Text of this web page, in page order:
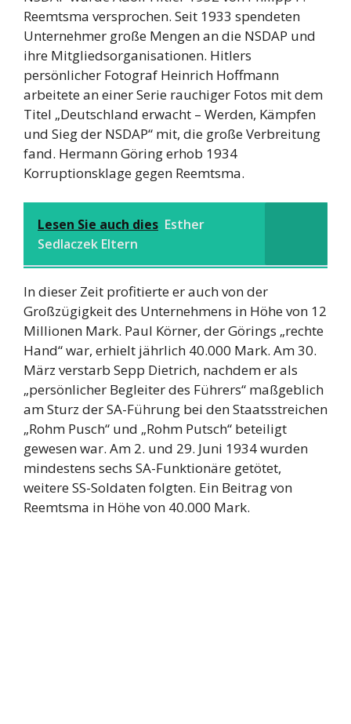
Reemtsma versprochen. Seit 1933 spendeten
Unternehmer große Mengen an die NSDAP und
ihre Mitgliedsorganisationen. Hitlers
persönlicher Fotograf Heinrich Hoffmann
arbeitete an einer Serie rauchiger Fotos mit dem
Titel „Deutschland erwacht – Werden, Kämpfen
und Sieg der NSDAP“ mit, die große Verbreitung
fand. Hermann Göring erhob 1934
Korruptionsklage gegen Reemtsma.
Lesen Sie auch dies Esther
Sedlaczek Eltern
In dieser Zeit profitierte er auch von der
Großzügigkeit des Unternehmens in Höhe von 12
Millionen Mark. Paul Körner, der Görings „rechte
Hand“ war, erhielt jährlich 40.000 Mark. Am 30.
März verstarb Sepp Dietrich, nachdem er als
„persönlicher Begleiter des Führers“ maßgeblich
am Sturz der SA-Führung bei den Staatsstreichen
„Rohm Pusch“ und „Rohm Putsch“ beteiligt
gewesen war. Am 2. und 29. Juni 1934 wurden
mindestens sechs SA-Funktionäre getötet,
weitere SS-Soldaten folgten. Ein Beitrag von
Reemtsma in Höhe von 40.000 Mark.